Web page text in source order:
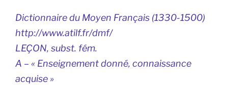
Dictionnaire du Moyen Français (1330-1500)
http://www.atilf.fr/dmf/
LEÇON, subst. fém.
A – « Enseignement donné, connaissance
acquise »